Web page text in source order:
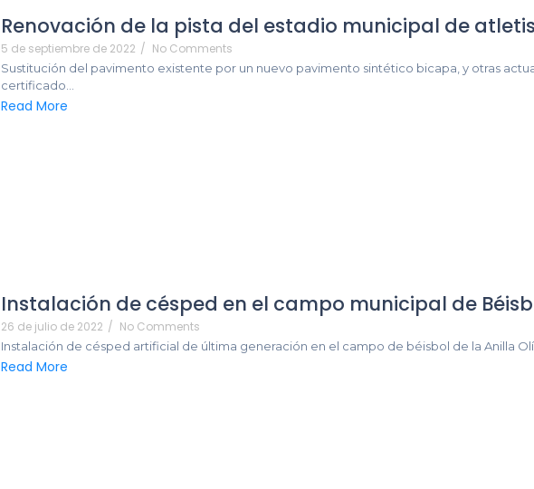
Renovación de la pista del estadio municipal de
5 de septiembre de 2022 / No Comments
Sustitución del pavimento existente por un nuevo pavimento sintético bicapa, y otras
certificado...
Read More
Instalación de césped en el campo municipal de
26 de julio de 2022 / No Comments
Instalación de césped artificial de última generación en el campo de béisbol de la Anilla
Read More